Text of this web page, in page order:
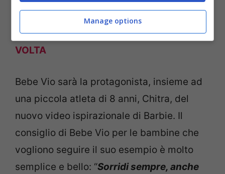
LEGGI ANCHE > BEBE VIO VINCE LA
COPPA DEL MONDO PER LA QUARTA
VOLTA
Bebe Vio sarà la protagonista, insieme ad
una piccola atleta di 8 anni, Chitra, del
nuovo video ispirazionale di Barbie. Il
consiglio di Bebe Vio per le bambine che
vogliono seguire il suo esempio è molto
semplice e bello: “Sorridi sempre, anche
Manage options